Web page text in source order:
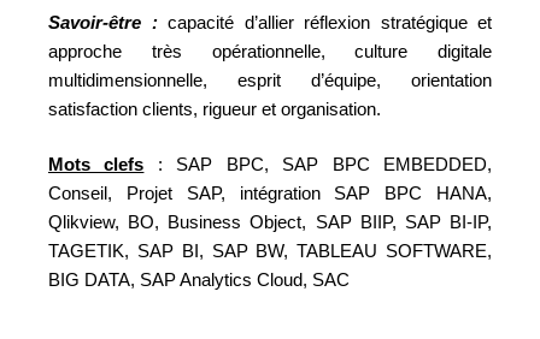
Savoir-être : capacité d’allier réflexion stratégique et
approche très opérationnelle, culture digitale
multidimensionnelle, esprit d’équipe, orientation
satisfaction clients, rigueur et organisation.
Mots clefs : SAP BPC, SAP BPC EMBEDDED,
Conseil, Projet SAP, intégration SAP BPC HANA,
Qlikview, BO, Business Object, SAP BIIP, SAP BI-IP,
TAGETIK, SAP BI, SAP BW, TABLEAU SOFTWARE,
BIG DATA, SAP Analytics Cloud, SAC